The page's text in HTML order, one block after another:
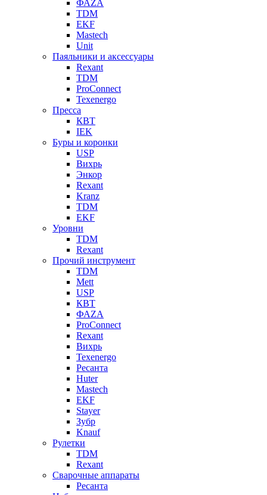
ФАZА
TDM
EKF
Mastech
Unit
Паяльники и аксессуары
Rexant
TDM
ProConnect
Texenergo
Пресса
КВТ
IEK
Буры и коронки
USP
Вихрь
Энкор
Rexant
Kranz
TDM
EKF
Уровни
TDM
Rexant
Прочий инструмент
TDM
Mett
USP
КВТ
ФАZА
ProConnect
Rexant
Вихрь
Texenergo
Ресанта
Huter
Mastech
EKF
Stayer
Зубр
Knauf
Рулетки
TDM
Rexant
Сварочные аппараты
Ресанта